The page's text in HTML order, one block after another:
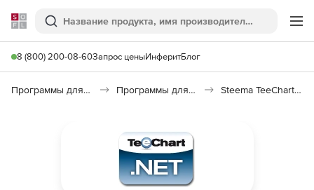
Softline
Поиск
8 (800) 200-08-60Запрос ценыИнферитБлог
Программы для программирования Программы для разработки ПО Steema TeeChart for .NET